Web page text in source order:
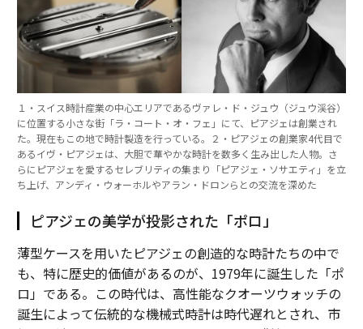
１・スイス時計産業の中心エリアであるヴァレ・ド・ジュウ（ジュウ渓谷）
に位置する小さな街「ラ・コート・オ・フェ」にて、ピアジェは創業され
た。現在もこの地で時計製造を行っている。２・ピアジェの創業家4代目で
あるイヴ・ピアジェは、大胆で華やかな時計を数多く生み出した人物。さ
らにピアジェを愛するセレブリティの集まり「ピアジェ・ソサエティ」を立
ち上げ、アンディ・ウォーホルやアラン・ドロンらとの交流を深めた
ピアジェの美学が投影された「ポロ」
薄型ケースを用いたピアジェの創造的な時計たちの中で
も、特に歴史的価値があるのが、1979年に誕生した「ポ
ロ」である。この時代は、高性能なクオーツウォッチの
誕生によって伝統的な機械式時計は時代遅れとされ、市